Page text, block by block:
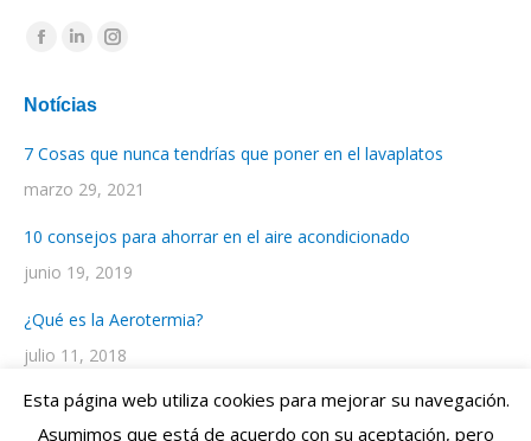
Encuéntranos en:
Facebook
opens
window
Linkedin
opens
window
Instagram
Notícias
7 Cosas que nunca tendrías que poner en el lavaplatos
marzo 29, 2021
10 consejos para ahorrar en el aire acondicionado
junio 19, 2019
¿Qué es la Aerotermia?
julio 11, 2018
Esta página web utiliza cookies para mejorar su navegación.
Asumimos que está de acuerdo con su aceptación, pero